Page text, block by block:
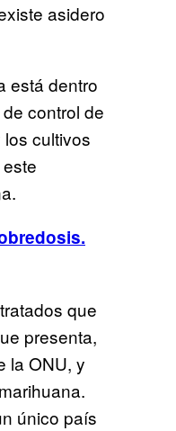
asidero
está dentro
control de
cultivos
.
que
presenta,
la ONU, y
único país